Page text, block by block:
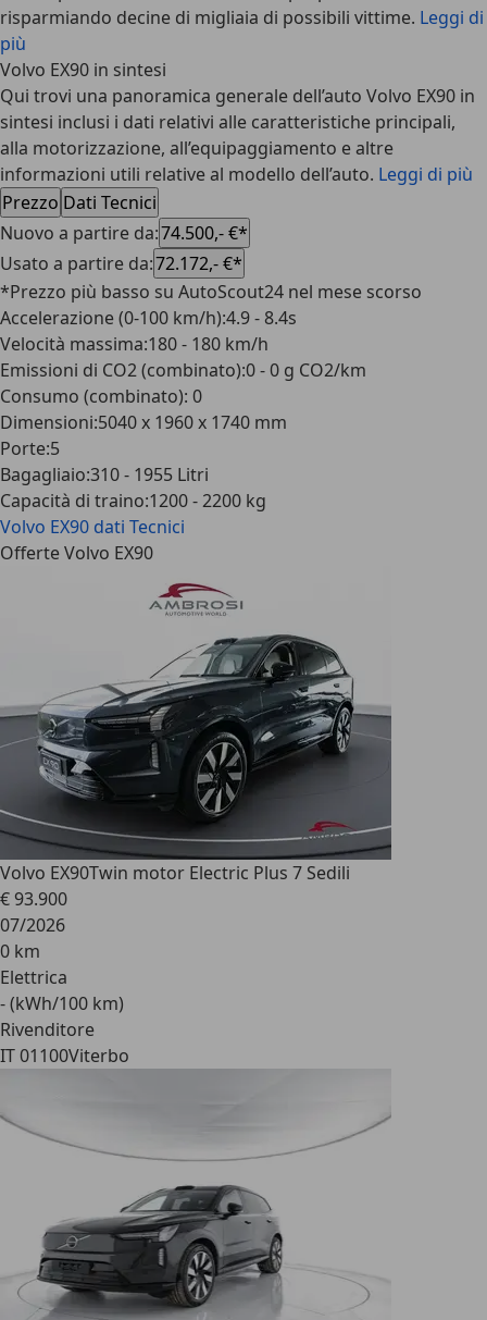
risparmiando decine di migliaia di possibili vittime. Leggi di
più
Volvo EX90 in sintesi
Qui trovi una panoramica generale dell’auto Volvo EX90 in
sintesi inclusi i dati relativi alle caratteristiche principali,
alla motorizzazione, all’equipaggiamento e altre
informazioni utili relative al modello dell’auto. Leggi di più
Prezzo Dati Tecnici
Nuovo a partire da:74.500,- €*
Usato a partire da:72.172,- €*
*Prezzo più basso su AutoScout24 nel mese scorso
Accelerazione (0-100 km/h):4.9 - 8.4s
Velocità massima:180 - 180 km/h
Emissioni di CO2 (combinato):0 - 0 g CO2/km
Consumo (combinato): 0
Dimensioni:5040 x 1960 x 1740 mm
Porte:5
Bagagliaio:310 - 1955 Litri
Capacità di traino:1200 - 2200 kg
Volvo EX90 dati Tecnici
Offerte Volvo EX90
Volvo EX90Twin motor Electric Plus 7 Sedili
€ 93.900
07/2026
0 km
Elettrica
- (kWh/100 km)
Rivenditore
IT 01100Viterbo